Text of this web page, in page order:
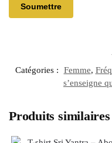
Catégories :
Femme,
s’enseigne
Produits similaires